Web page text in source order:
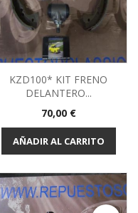
KZD100* KIT FRENO
DELANTERO...
Precio
70,00 €
AÑADIR AL CARRITO